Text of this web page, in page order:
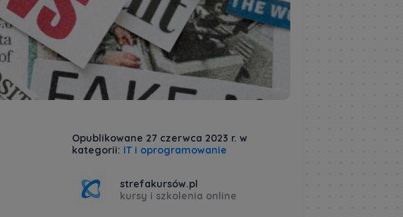
Opublikowane 27 czerwca 2023 r. w
kategorii: IT i oprogramowanie
strefakursów.pl
kursy i szkolenia online